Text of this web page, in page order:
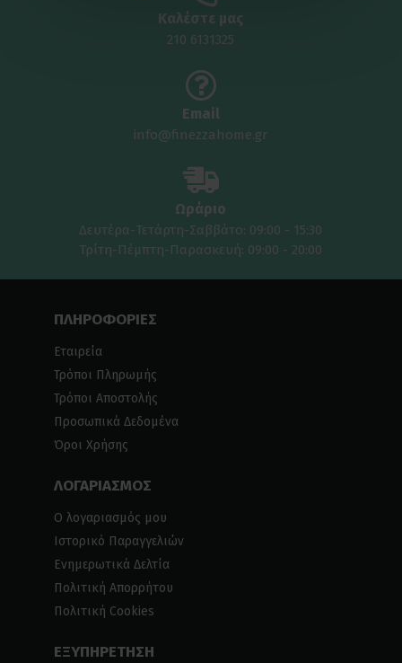
Καλέστε μας
210 6131325
Email
info@finezzahome.gr
Ωράριο
Δευτέρα-Τετάρτη-Σαββάτο: 09:00 - 15:30
Τρίτη-Πέμπτη-Παρασκευή: 09:00 - 20:00
ΠΛΗΡΟΦΟΡΙΕΣ
Εταιρεία
Τρόποι Πληρωμής
Τρόποι Αποστολής
Προσωπικά Δεδομένα
Όροι Χρήσης
ΛΟΓΑΡΙΑΣΜΟΣ
Ο λογαριασμός μου
Ιστορικό Παραγγελιών
Ενημερωτικά Δελτία
Πολιτική Απορρήτου
Πολιτική Cookies
ΕΞΥΠΗΡΕΤΗΣΗ